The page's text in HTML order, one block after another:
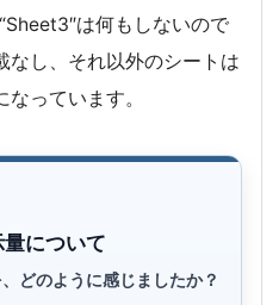
は何もしないので
なし、それ以外のシートは
っています。
について
どのように感じましたか？